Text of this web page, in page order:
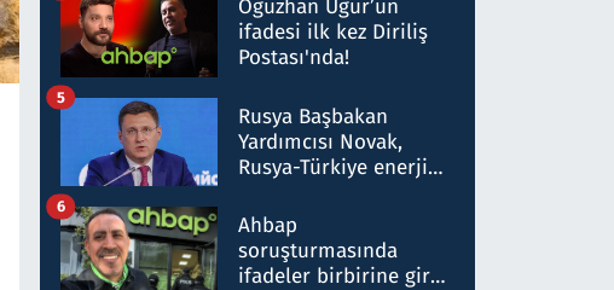
Oğuzhan Uğur’un
ifadesi ilk kez Diriliş
Postası'nda!
Rusya Başbakan
Yardımcısı Novak,
Rusya-Türkiye enerji
nitelikte olduğunu
belirtti
5
Ahbap
soruşturmasında
ifadeler birbirine girdi:
6